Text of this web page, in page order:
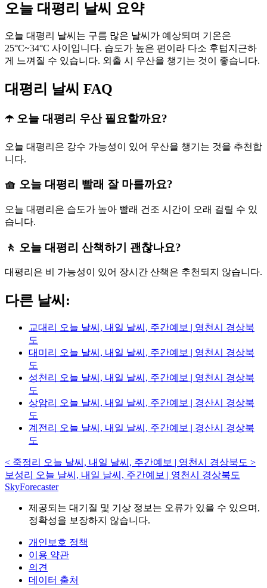
오늘 대평리 날씨 요약
오늘 대평리 날씨는 구름 많은 날씨가 예상되며 기온은
25°C~34°C 사이입니다. 습도가 높은 편이라 다소 후텁지근하
게 느껴질 수 있습니다. 외출 시 우산을 챙기는 것이 좋습니다.
대평리 날씨 FAQ
☂️ 오늘 대평리 우산 필요할까요?
오늘 대평리은 강수 가능성이 있어 우산을 챙기는 것을 추천합
니다.
🧺 오늘 대평리 빨래 잘 마를까요?
오늘 대평리은 습도가 높아 빨래 건조 시간이 오래 걸릴 수 있
습니다.
🚶 오늘 대평리 산책하기 괜찮나요?
대평리은 비 가능성이 있어 장시간 산책은 추천되지 않습니다.
다른 날씨:
교대리 오늘 날씨, 내일 날씨, 주간예보 | 영천시 경상북
도
대미리 오늘 날씨, 내일 날씨, 주간예보 | 영천시 경상북
도
성천리 오늘 날씨, 내일 날씨, 주간예보 | 영천시 경상북
도
상암리 오늘 날씨, 내일 날씨, 주간예보 | 경산시 경상북
도
계전리 오늘 날씨, 내일 날씨, 주간예보 | 경산시 경상북
도
< 죽정리 오늘 날씨, 내일 날씨, 주간예보 | 영천시 경상북도 >
보성리 오늘 날씨, 내일 날씨, 주간예보 | 영천시 경상북도
SkyForecaster
제공되는 대기질 및 기상 정보는 오류가 있을 수 있으며,
정확성을 보장하지 않습니다.
개인보호 정책
이용 약관
의견
데이터 출처